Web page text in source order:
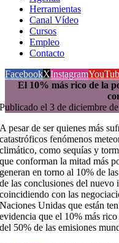
Herramientas
Canal Vídeo
Cursos
Empleo
Contacto
FacebookXInstagram
El 10% más rico de la
Publicado el 3 de diciembre
A pesar de ser quienes más
catastróficos fenómenos
climático, como sequías y
que conforman la mitad más
generan en torno al 10% de
de las conclusiones del
coincidiendo con las
Naciones Unidas que están
evidencia que el 10% más
del 50% de las emisiones